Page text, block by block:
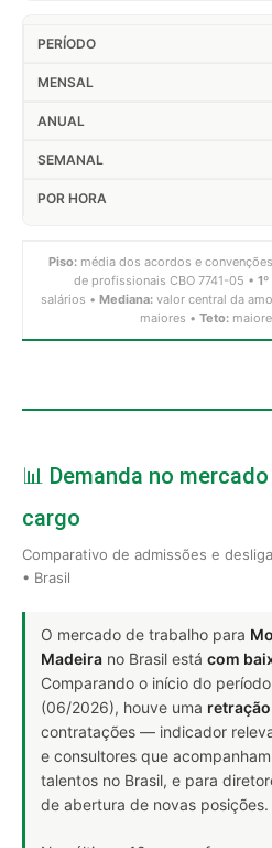
Piso: média dos acordos e
de profissionais CBO 7741-05 •
salários • Mediana: valor central da
maiores • Teto:
📊 Demanda no
cargo
Comparativo de admissões e
• Brasil
O mercado de trabalho para
Madeira no Brasil está com
Comparando o início do
(06/2026), houve uma retração
contratações — indicador
e consultores que
talentos no Brasil, e para
de abertura de novas posições.